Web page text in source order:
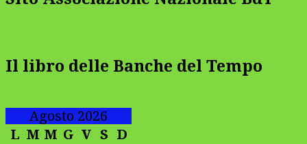
Il libro delle Banche del Tempo
Agosto 2026
L M M G V S D